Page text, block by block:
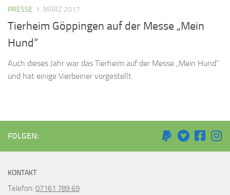
PRESSE 1. MÄRZ 2017
Tierheim Göppingen auf der Messe „Mein
Hund“
Auch dieses Jahr war das Tierheim auf der Messe „Mein Hund“
und hat einige Vierbeiner vorgestellt.
FOLGEN:
KONTAKT
Telefon: 07161 789 69